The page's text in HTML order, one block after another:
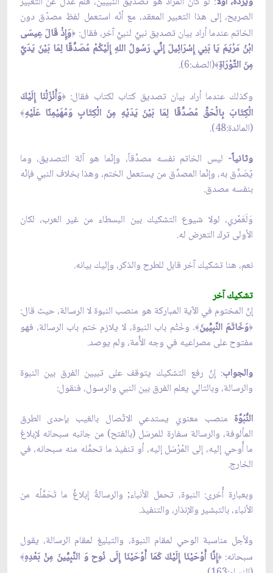
الصريح، إلى هذا التعبير المعقد، مع أنّه استعمل لفظ مصدّق دون
الخاتم عندما أراد بيان تصديق نبيٍّ لنبيٍّ آخر، فقال: ﴿وَإِذْ قَالَ عِيسَى
ابْنُ مَرْيَمَ يَا بَنِي إِسْرَائِيلَ إنِّي رَسُولُ اللهِ إِلَيْكُمْ مُصَدِّقًا لِمَا بَيْنَ يَدَيَّ
مِنَ التَّوْرَاةِ﴾(الصف:6).
وكذلك عندما أراد بيان تصديق كتاب لكتاب فقال: ﴿وَأَنْزَلْنَا إِلَيْكَ
الْكِتَابَ بِالْحَقِّ مُصَدِّقًا لِمَا بَيْنَ يَدَيْهِ مِنَ الْكِتَابِ وَمُهَيْمِنًا عَلَيْهِ﴾
(المائدة:48).
وثانياً- ليس الخاتم نفسه مصدِّقاً، وإنّما هو آلة التصديق، وما
يُصَدَّق به، وإنّما المصدِّق من يستعمل الختم، وهذا بخلاف النبي فإنّه
بنفسه مصدق.
وَلَعَمْري، لولا شيوع التشكيك بين البسطاء من غير العرب، لكان
الأولى ترك التعرض له.
نعم، هنا تشكيك آخر قابل للطرح والذكر، وإليك بيانه.
تشكيك آخر
إنّ المختوم في الآية المباركة هو منصب النبوة لا الرسالة، حيث قال:
﴿وَخَاتَمَ النَّبِيِّينَ﴾. وخَتْم باب النبوة، لا يلازم ختم باب الرسالة، فهو
مفتوح على مصراعيه في وجه الأُمة، ولم يوصد.
والجواب: إنّ رفع التشكيك يتوقف على تبيين الفرق بين النبوة
والرسالة، وبالتالي يعلم الفرق بين النبي والرسول، فنقول:
النُّبُوَّة منصب معنوي يستدعي الاتّصال بالغيب بإحدى الطرق
المألوفة، والرسالة سفارة للمرسَل (بالفتح) من جانبه سبحانه لإبلاغ
ما أُوحي إليه، إلى المُرْسَل إليه، أو تنفيذ ما تحمَّله منه سبحانه، في
الخارج.
وبعبارة أُخرى: النبوة، تحمل الأنباء; والرسالةُ إبلاغُ ما تَحَمَّلُه من
الأنباء، بالتبشير والإنذار، والتنفيذ.
ولأجل مناسبة الوحي لمقام النبوة، والتبليغ لمقام الرسالة، يقول
سبحانه:﴿إِنَّا أَوْحَيْنَا إِلَيْكَ كَمَا أَوْحَيْنَا إِلَى نُوح وَ النَّبِيِّينَ مِنْ بَعْدِهِ﴾